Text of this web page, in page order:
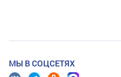
МЫ В СОЦСЕТЯХ